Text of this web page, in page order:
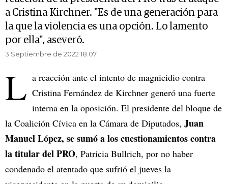
a Cristina Kirchner. "Es de una generación para
la que la violencia es una opción. Lo lamento
por ella", aseveró.
3 Septiembre de 2022 18.07
L a reacción ante el intento de magnicidio contra
Cristina Fernández de Kirchner generó una fuerte
interna en la oposición. El presidente del bloque de
la Coalición Cívica en la Cámara de Diputados, Juan
Manuel López, se sumó a los cuestionamientos contra
la titular del PRO, Patricia Bullrich, por no haber
condenado el atentado que sufrió el jueves la